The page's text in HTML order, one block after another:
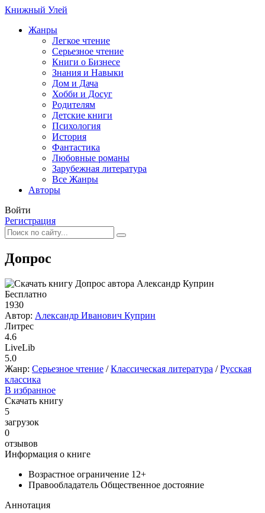
Книжный Улей
Жанры
Легкое чтение
Серьезное чтение
Книги о Бизнесе
Знания и Навыки
Дом и Дача
Хобби и Досуг
Родителям
Детские книги
Психология
История
Фантастика
Любовные романы
Зарубежная литература
Все Жанры
Авторы
Войти
Регистрация
Допрос
Бесплатно
1930
Автор: Александр Иванович Куприн
Литрес
4.6
LiveLib
5.0
Жанр: Серьезное чтение /Классическая литература /Русская
классика
В избранное
Скачать книгу
5
загрузок
0
отзывов
Информация о книге
Возрастное ограничение 12+
Правообладатель Общественное достояние
Аннотация